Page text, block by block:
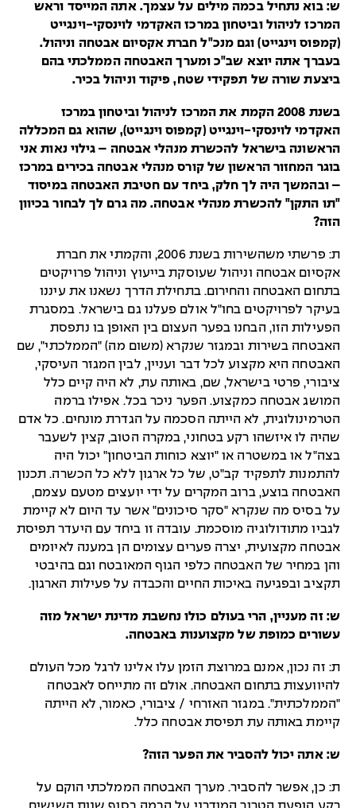
ש: בוא נתחיל בכמה מילים על עצמך. אתה המייסד וראש
המרכז לניהול וביטחון במרכז האקדמי לוינסקי-וינגייט
(קמפוס וינגייט) וגם מנכ"ל חברת אקסיום אבטחה וניהול.
בעברך אתה יוצא שב"כ ומערך האבטחה הממלכתי בהם
ביצעת שורה של תפקידי שטח, פיקוד וניהול בכיר.
בשנת 2008 הקמת את המרכז לניהול וביטחון במרכז
האקדמי לוינסקי-וינגייט (קמפוס וינגייט), שהוא גם המכללה
הראשונה בישראל להכשרת מנהלי אבטחה – גילוי נאות אני
בוגר המחזור הראשון של קורס מנהלי אבטחה בכירים במרכז
– ובהמשך היה לך חלק, ביחד עם חטיבת האבטחה במיסוד
"תו התקן" להכשרת מנהלי אבטחה. מה גרם לך לבחור בכיוון
הזה?
ת: פרשתי משהשירות בשנת 2006, והקמתי את חברת
אקסיום אבטחה וניהול שעוסקת בייעוץ וניהול פרויקטים
בתחום האבטחה והחירום. בתחילת הדרך נשאנו את עיננו
בעיקר לפרויקטים בחו"ל אולם פעלנו גם בישראל. במסגרת
הפעילות הזו, הבחנו בפער העצום בין האופן בו נתפסת
האבטחה בשירות ובמגזר שנקרא (משום מה) "הממלכתי", שם
האבטחה היא מקצוע לכל דבר ועניין, לבין המגזר העיסקי,
ציבורי, פרטי בישראל, שם, באותה עת, לא היה קיים כלל
המושג אבטחה כמקצוע. הפער ניכר בכל. אפילו ברמה
הטרמינולוגית, לא הייתה הסכמה על הגדרת מונחים. כל אדם
שהיה לו איזשהו רקע בטחוני, במקרה הטוב, קצין לשעבר
בצה"ל או במשטרה או "יוצא כוחות הביטחון" יכול היה
להתמנות לתפקיד קב"ט, של כל ארגון ללא כל הכשרה. תכנון
האבטחה בוצע, ברוב המקרים על ידי יועצים מטעם עצמם,
על בסיס מה שנקרא "סקר סיכונים" אשר עד היום לא קיימת
לגביו מתודולוגיה מוסכמת. עובדה זו ביחד עם היעדר תפיסת
אבטחה מקצועית, יצרה פערים עצומים הן במענה לאיומים
והן במחיר של האבטחה כלפי הגוף המאובטח וגם בהיבטי
תקציב ובפגיעה באיכות החיים והכבדה על פעילות הארגון.
ש: זה מעניין, הרי בעולם כולו נחשבת מדינת ישראל מזה
עשורים כמופת של מקצוענות באבטחה.
ת: זה נכון, אמנם במרוצת הזמן עלו אלינו לרגל מכל העולם
להיוועצות בתחום האבטחה. אולם זה מתייחס לאבטחה
"הממלכתית". במגזר האזרחי / ציבורי, כאמור, לא הייתה
קיימת באותה עת תפיסת אבטחה כלל.
ש: אתה יכול להסביר את הפער הזה?
ת: כן, אפשר להסביר. מערך האבטחה הממלכתי הוקם על